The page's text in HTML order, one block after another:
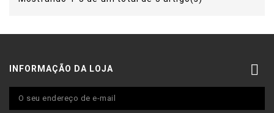
INFORMAÇÃO DA LOJA 